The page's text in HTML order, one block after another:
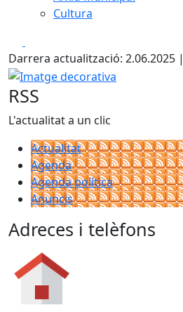
Cultura
Darrera actualització: 2.06.2025
Imatge decorativa
RSS
L'actualitat a un clic
Actualitat
Agenda
Agenda política
Anuncis
Adreces i telèfons